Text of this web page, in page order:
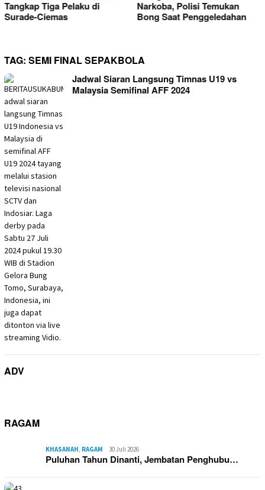
Narkoba, Polisi Temukan
Bong Saat Penggeledahan
Kasepuhan Cipta Mulia Ditata
Layaknya Toko,
TAG: SEMI FINAL SEPAKBOLA
Jadwal Siaran Langsung Timnas U19 vs
Malaysia Semifinal AFF 2024
ADV
RAGAM
KHASANAH, RAGAM 30 Juli 2026
Puluhan Tahun Dinanti, Jembatan Penghubu…